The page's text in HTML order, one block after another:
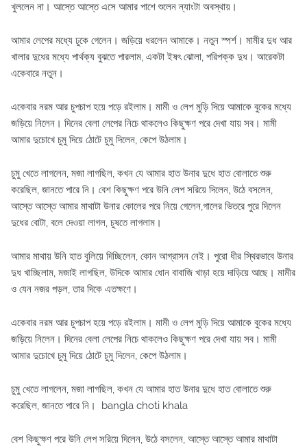
খুললেন না। আস্তে আস্তে এসে আমার পাশে শুলেন ন্যাংটা অবস্থায়।
আমার লেপের মধ্যে ঢুকে গেলেন। জড়িয়ে ধরলেন আমাকে। নতুন স্পর্শ। মামীর দুধ আর
খালার দুধের মধ্যে পার্থক্য বুঝতে পারলাম, একটা ইষৎ ঝোলা, পরিপক্ক দুধ। আরেকটা
একেবারে নতুন।
একেবার নরম আর চুপচাপ হয়ে পড়ে রইলাম। মামী ও লেপ মুড়ি দিয়ে আমাকে বুকের মধ্যে
জড়িয়ে নিলেন। দিনের বেলা লেপের নিচে থাকলেও কিছুক্ষণ পরে দেখা যায় সব। মামী
আমার দুচোখে চুমু দিয়ে ঠোটে চুমু দিলেন, কেপে উঠলাম।
চুমু খেতে লাগলেন, মজা লাগছিল, কখন যে আমার হাত উনার দুধে হাত বোলাতে শুরু
করেছিল, জানতে পারে নি। বেশ কিছুক্ষণ পরে উনি লেপ সরিয়ে দিলেন, উঠে বসলেন,
আস্তে আস্তে আমার মাথাটা উনার কোলের পরে নিয়ে গেলেন,গালের ভিতরে পুরে দিলেন
দুধের বোটা, বলে দেওয়া লাগল, চুষতে লাগলাম।
আমার মাথায় উনি হাত বুলিয়ে দিচ্ছিলেন, কোন আগ্রাসন নেই। পুরো ধীর স্থিরভাবে উনার
দুধ খাচ্ছিলাম, মজাই লাগছিল, উদিকে আমার ধোন বাবাজি খাড়া হয়ে দাড়িয়ে আছে। মামীর
ও যেন নজর পড়ল, তার দিকে এতক্ষণে।
একেবার নরম আর চুপচাপ হয়ে পড়ে রইলাম। মামী ও লেপ মুড়ি দিয়ে আমাকে বুকের মধ্যে
জড়িয়ে নিলেন। দিনের বেলা লেপের নিচে থাকলেও কিছুক্ষণ পরে দেখা যায় সব। মামী
আমার দুচোখে চুমু দিয়ে ঠোটে চুমু দিলেন, কেপে উঠলাম।
চুমু খেতে লাগলেন, মজা লাগছিল, কখন যে আমার হাত উনার দুধে হাত বোলাতে শুরু
করেছিল, জানতে পারে নি। bangla choti khala
বেশ কিছুক্ষণ পরে উনি লেপ সরিয়ে দিলেন, উঠে বসলেন, আস্তে আস্তে আমার মাথাটা